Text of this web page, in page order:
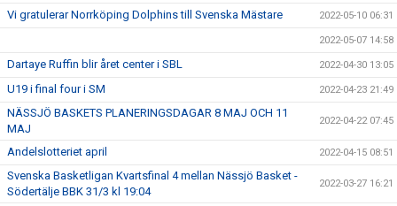
Vi gratulerar Norrköping Dolphins till Svenska Mästare 2022-05-10 06:31
2022-05-07 14:58
Dartaye Ruffin blir året center i SBL 2022-04-30 13:05
U19 i final four i SM 2022-04-23 21:49
NÄSSJÖ BASKETS PLANERINGSDAGAR 8 MAJ OCH 11
MAJ
2022-04-22 07:45
Andelslotteriet april 2022-04-15 08:51
Svenska Basketligan Kvartsfinal 4 mellan Nässjö Basket -
Södertälje BBK 31/3 kl 19:04
2022-03-27 16:21